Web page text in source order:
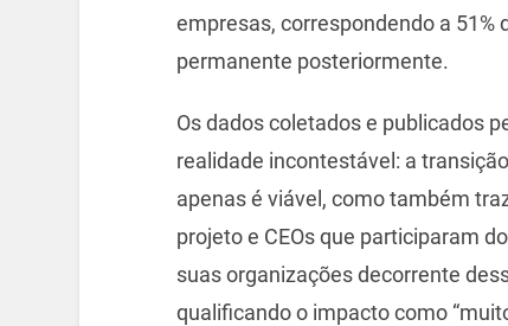
empresas, correspondendo a
permanente posteriormente.
Os dados coletados e publicados
realidade incontestável: a
apenas é viável, como também
projeto e CEOs que participaram
suas organizações decorrente
qualificando o impacto como